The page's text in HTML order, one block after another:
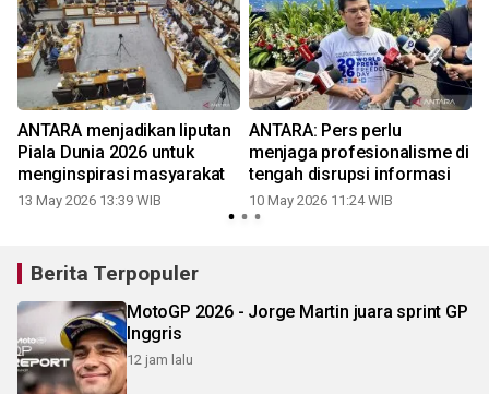
ANTARA menjadikan liputan
Piala Dunia 2026 untuk
menginspirasi masyarakat
13 May 2026 13:39 WIB
ANTARA: Pers perlu
menjaga profesionalisme di
tengah disrupsi informasi
10 May 2026 11:24 WIB
Berita Terpopuler
MotoGP 2026 - Jorge Martin juara sprint GP
Inggris
12 jam lalu